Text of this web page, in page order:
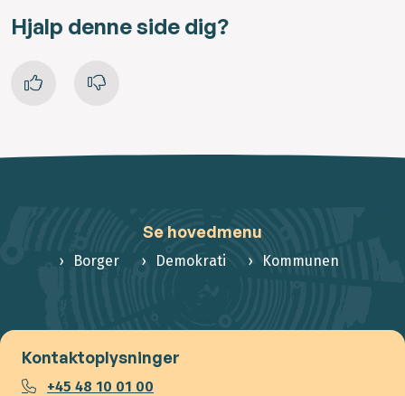
Hjalp denne side dig?
Se hovedmenu
Borger Demokrati Kommunen
Kontaktoplysninger
+45 48 10 01 00